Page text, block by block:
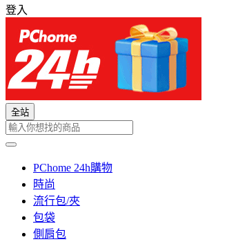
登入
全站
PChome 24h購物
時尚
流行包/夾
包袋
側肩包